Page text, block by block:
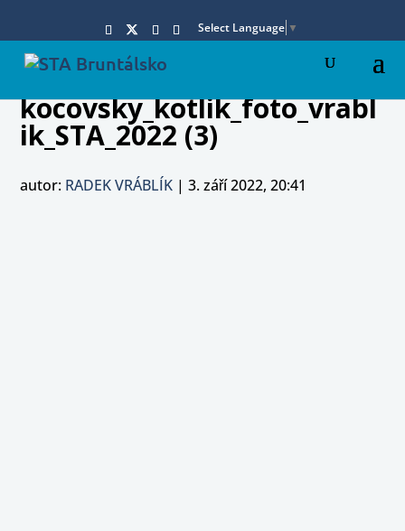
Select Language ▼
kocovsky_kotlik_foto_vrabl
ik_STA_2022 (3)
autor: RADEK VRÁBLÍK |3. září 2022, 20:41